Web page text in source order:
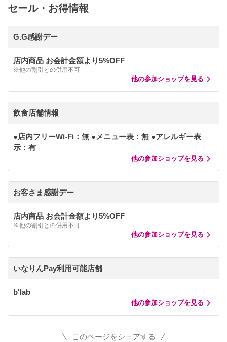
セール・お得情報
G.G感謝デー
店内商品 お会計金額より5%OFF
※他の割引との併用不可
他の参加ショップを見る
飲食店舗情報
●店内フリーWi-Fi：無 ●メニュー表：無 ●アレルギー表
示：有
他の参加ショップを見る
お客さま感謝デー
店内商品 お会計金額より5%OFF
※他の割引との併用不可
他の参加ショップを見る
いなりんPay利用可能店舗
b'lab
他の参加ショップを見る
このページをシェアする